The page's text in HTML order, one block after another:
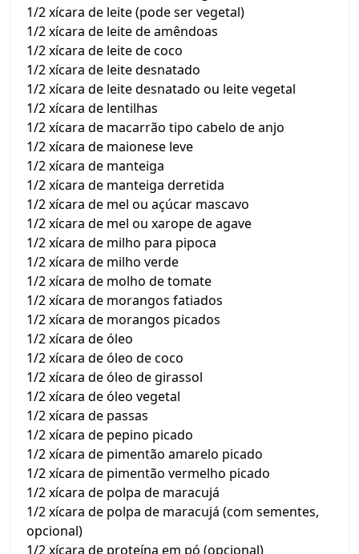
1/2 xícara de leite (pode ser vegetal)
1/2 xícara de leite de amêndoas
1/2 xícara de leite de coco
1/2 xícara de leite desnatado
1/2 xícara de leite desnatado ou leite vegetal
1/2 xícara de lentilhas
1/2 xícara de macarrão tipo cabelo de anjo
1/2 xícara de maionese leve
1/2 xícara de manteiga
1/2 xícara de manteiga derretida
1/2 xícara de mel ou açúcar mascavo
1/2 xícara de mel ou xarope de agave
1/2 xícara de milho para pipoca
1/2 xícara de milho verde
1/2 xícara de molho de tomate
1/2 xícara de morangos fatiados
1/2 xícara de morangos picados
1/2 xícara de óleo
1/2 xícara de óleo de coco
1/2 xícara de óleo de girassol
1/2 xícara de óleo vegetal
1/2 xícara de passas
1/2 xícara de pepino picado
1/2 xícara de pimentão amarelo picado
1/2 xícara de pimentão vermelho picado
1/2 xícara de polpa de maracujá
1/2 xícara de polpa de maracujá (com sementes,
opcional)
1/2 xícara de proteína em pó (opcional)